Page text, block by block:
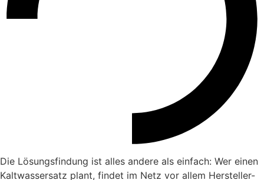
Die Lösungsfindung ist alles andere als einfach: Wer einen
Kaltwassersatz plant, findet im Netz vor allem Hersteller-